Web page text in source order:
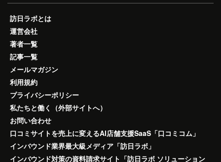
訪日ラボとは
運営会社
著者一覧
記事一覧
メールマガジン
利用規約
プライバシーポリシー
私たちと働く（外部サイトへ）
お問い合わせ
口コミサイトを売上に変えるAI店舗支援SaaS「口コミコム」
インバウンド業界最大級メディア「訪日ラボ」
インバウンド対策の資料請求サイト「訪日ラボ ソリューション